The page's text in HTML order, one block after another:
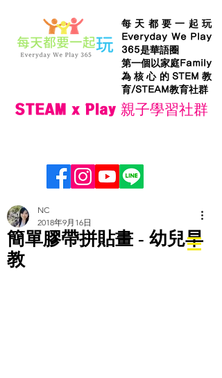
每天都要一起玩
Everyday We Play
365是華語圈
第一個以家庭Family
為核心的STEM教
育/STEAM教育社群
STEAM x Play 親子學習社群
簡單膠帶拼貼畫 - 幼兒早
教
NC
2018年9月16日